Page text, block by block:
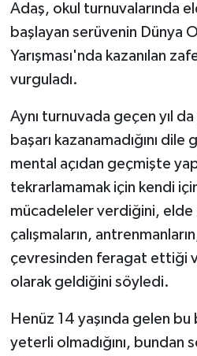
Adaş, okul turnuvalarında
başlayan serüvenin Dünya
Yarışması'nda kazanılan
vurguladı.
Aynı turnuvada geçen yıl da
başarı kazanamadığını dile
mental açıdan geçmişte
tekrarlamamak için kendi
mücadeleler verdiğini, elde
çalışmaların,
çevresinden feragat ettiği
olarak geldiğini söyledi.
Henüz 14 yaşında gelen bu
yeterli olmadığını, bundan